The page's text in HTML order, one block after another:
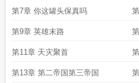
战锤之旅笔趣阁5200这是我们的战锤之
阅读软件这是我们的战锤之旅精校版免费
锤之旅全本免费阅读
这是我们的战锤之
我们的战锤之旅最新章节更新
这是我们
第7章 你这罐头保真吗
第9章 英雄末路
第11章 天灾聚首
第13章 第二帝国第三帝国